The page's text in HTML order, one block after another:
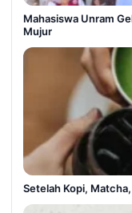
Mahasiswa Unram
Mujur
Setelah Kopi,